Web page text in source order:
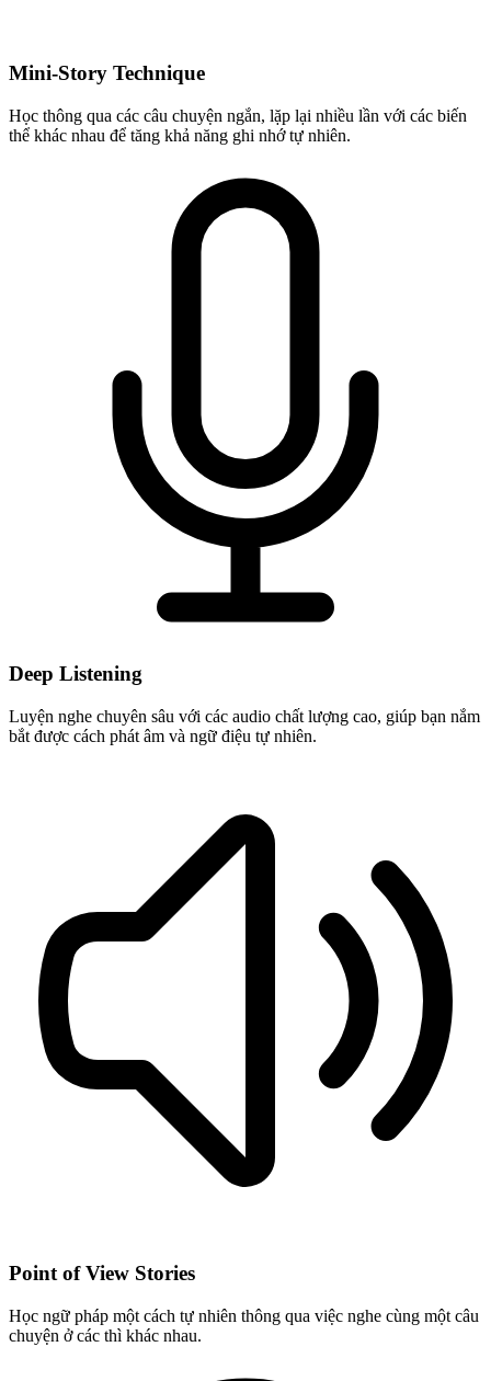
Mini-Story Technique
Học thông qua các câu chuyện ngắn, lặp lại nhiều lần với các biến
thể khác nhau để tăng khả năng ghi nhớ tự nhiên.
Deep Listening
Luyện nghe chuyên sâu với các audio chất lượng cao, giúp bạn nắm
bắt được cách phát âm và ngữ điệu tự nhiên.
Point of View Stories
Học ngữ pháp một cách tự nhiên thông qua việc nghe cùng một câu
chuyện ở các thì khác nhau.